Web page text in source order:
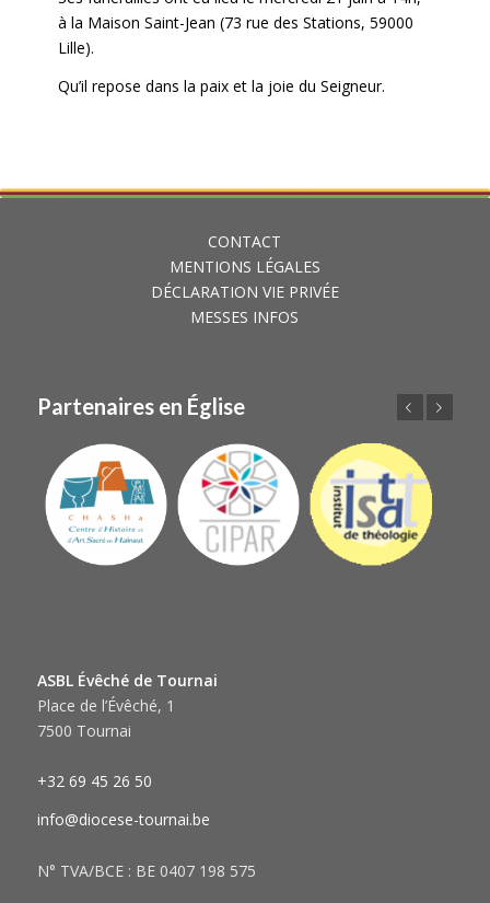
à la Maison Saint-Jean (73 rue des Stations, 59000
Lille).
Qu’il repose dans la paix et la joie du Seigneur.
CONTACT
MENTIONS LÉGALES
DÉCLARATION VIE PRIVÉE
MESSES INFOS
Partenaires en Église
ASBL Évêché de Tournai
Place de l’Évêché, 1
7500 Tournai
+32 69 45 26 50
info@diocese-tournai.be
N° TVA/BCE : BE 0407 198 575